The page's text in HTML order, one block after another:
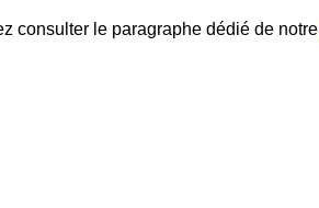
consulter le paragraphe dédié de notre